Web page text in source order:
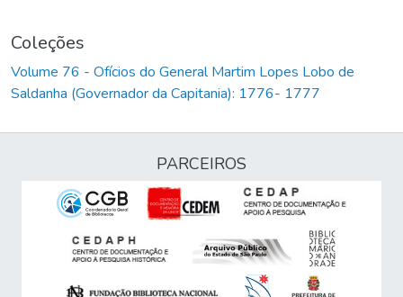
Coleções
Volume 76 - Ofícios do General Martim Lopes Lobo de
Saldanha (Governador da Capitania): 1776- 1777
PARCEIROS